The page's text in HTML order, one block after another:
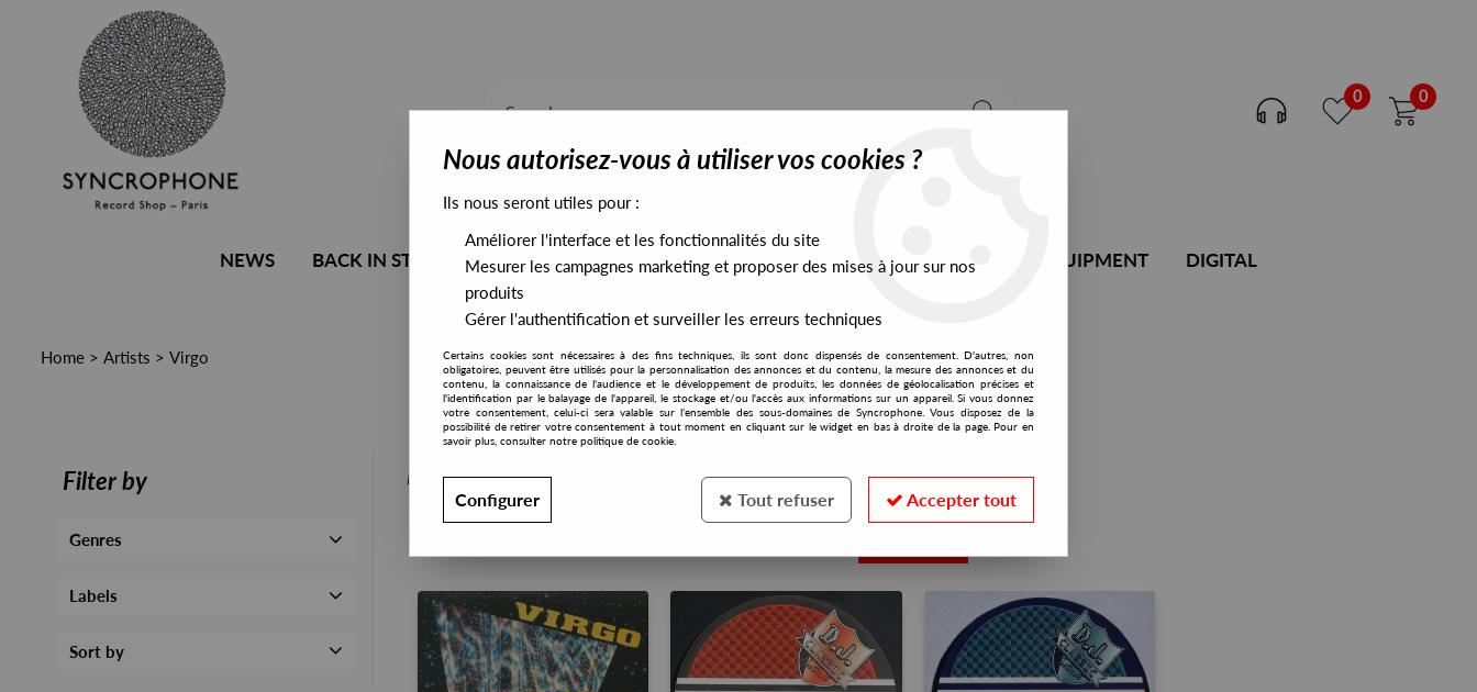
0 0
NEWS BACK IN STOCK ALL STOCK EXCLUSIVES PRESALES EXCLUSIVES DJ EQUIPMENT DIGITAL
Home > Artists > Virgo
Filter by
Genres
Labels
Sort by
PRESALES EXCLUSIVES
Nous autorisez-vous à utiliser vos cookies ?
Ils nous seront utiles pour :
Améliorer l'interface et les fonctionnalités du site
Mesurer les campagnes marketing et proposer des mises à jour sur nos
produits
Gérer l'authentification et surveiller les erreurs techniques
Certains cookies sont nécessaires à des fins techniques, ils sont donc dispensés de consentement. D'autres, non
obligatoires, peuvent être utilisés pour la personnalisation des annonces et du contenu, la mesure des annonces et du
contenu, la connaissance de l'audience et le développement de produits, les données de géolocalisation précises et
l'identification par le balayage de l'appareil, le stockage et/ou l'accès aux informations sur un appareil. Si vous donnez
votre consentement, celui-ci sera valable sur l’ensemble des sous-domaines de Syncrophone. Vous disposez de la
possibilité de retirer votre consentement à tout moment en cliquant sur le widget en bas à droite de la page. Pour en
savoir plus, consulter notre politique de cookie.
Configurer Tout refuser Accepter tout